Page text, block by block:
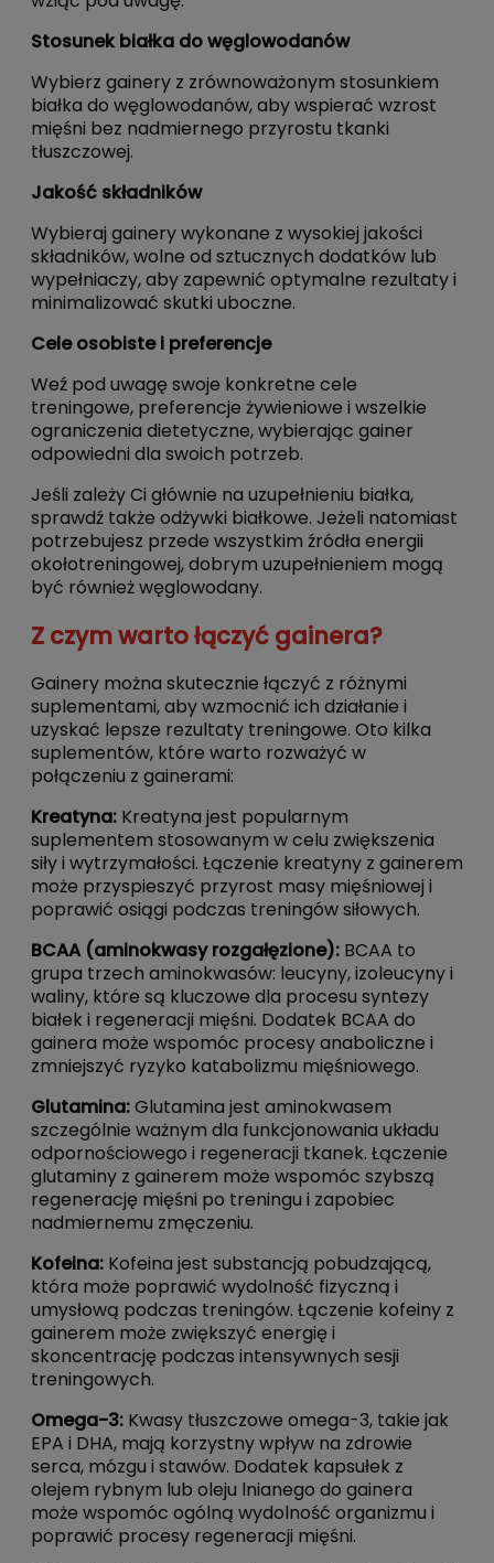
Stosunek białka do węglowodanów
Wybierz gainery z zrównoważonym stosunkiem
białka do węglowodanów, aby wspierać wzrost
mięśni bez nadmiernego przyrostu tkanki
tłuszczowej.
Jakość składników
Wybieraj gainery wykonane z wysokiej jakości
składników, wolne od sztucznych dodatków lub
wypełniaczy, aby zapewnić optymalne rezultaty i
minimalizować skutki uboczne.
Cele osobiste i preferencje
Weź pod uwagę swoje konkretne cele
treningowe, preferencje żywieniowe i wszelkie
ograniczenia dietetyczne, wybierając gainer
odpowiedni dla swoich potrzeb.
Jeśli zależy Ci głównie na uzupełnieniu białka,
sprawdź także odżywki białkowe. Jeżeli natomiast
potrzebujesz przede wszystkim źródła energii
okołotreningowej, dobrym uzupełnieniem mogą
być równieżwęglowodany.
Z czym warto łączyć gainera?
Gainery można skutecznie łączyć z różnymi
suplementami, aby wzmocnić ich działanie i
uzyskać lepsze rezultaty treningowe. Oto kilka
suplementów, które warto rozważyć w
połączeniu z gainerami:
Kreatyna: Kreatyna jest popularnym
suplementem stosowanym w celu zwiększenia
siły i wytrzymałości. Łączenie kreatyny z gainerem
może przyspieszyć przyrost masy mięśniowej i
poprawić osiągi podczas treningów siłowych.
BCAA(aminokwasy rozgałęzione): BCAA to
grupa trzech aminokwasów: leucyny, izoleucyny i
waliny, które są kluczowe dla procesu syntezy
białek i regeneracji mięśni. Dodatek BCAA do
gainera może wspomóc procesy anaboliczne i
zmniejszyć ryzyko katabolizmu mięśniowego.
Glutamina:Glutamina jest aminokwasem
szczególnie ważnym dla funkcjonowania układu
odpornościowego i regeneracji tkanek. Łączenie
glutaminy z gainerem może wspomóc szybszą
regenerację mięśni po treningu i zapobiec
nadmiernemu zmęczeniu.
Kofeina: Kofeina jest substancją pobudzającą,
która może poprawić wydolność fizyczną i
umysłową podczas treningów. Łączenie kofeiny z
gainerem może zwiększyć energię i
skoncentrację podczas intensywnych sesji
treningowych.
Omega-3: Kwasy tłuszczowe omega-3, takie jak
EPA i DHA, mają korzystny wpływ na zdrowie
serca, mózgu i stawów. Dodatek kapsułek z
olejem rybnym lub oleju lnianego do gainera
może wspomóc ogólną wydolność organizmu i
poprawić procesy regeneracji mięśni.